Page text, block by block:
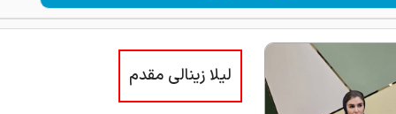
لیلا زینالی مقدم